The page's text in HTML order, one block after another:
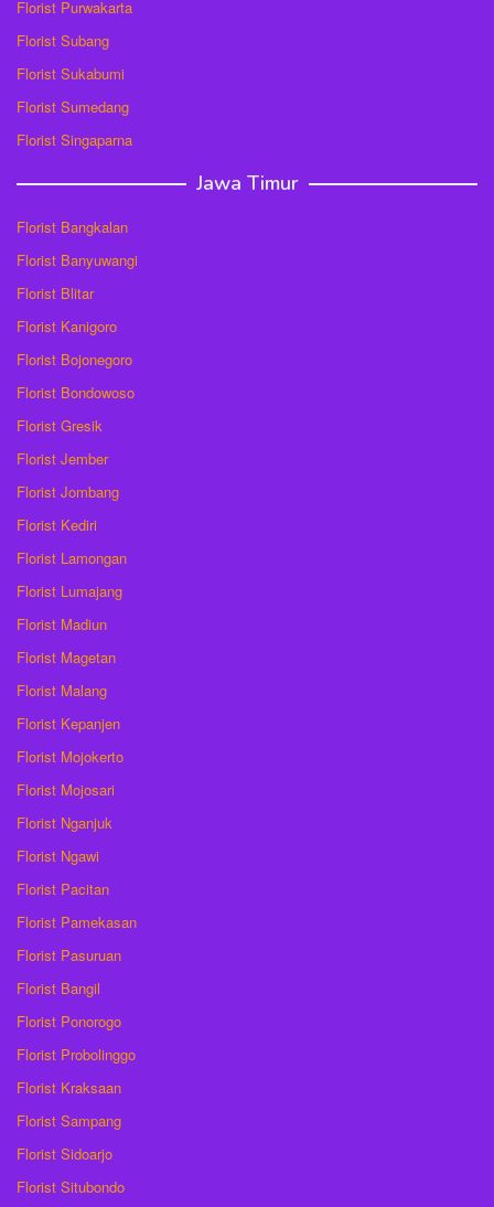
Florist Purwakarta
Florist Subang
Florist Sukabumi
Florist Sumedang
Florist Singaparna
Jawa Timur
Florist Bangkalan
Florist Banyuwangi
Florist Blitar
Florist Kanigoro
Florist Bojonegoro
Florist Bondowoso
Florist Gresik
Florist Jember
Florist Jombang
Florist Kediri
Florist Lamongan
Florist Lumajang
Florist Madiun
Florist Magetan
Florist Malang
Florist Kepanjen
Florist Mojokerto
Florist Mojosari
Florist Nganjuk
Florist Ngawi
Florist Pacitan
Florist Pamekasan
Florist Pasuruan
Florist Bangil
Florist Ponorogo
Florist Probolinggo
Florist Kraksaan
Florist Sampang
Florist Sidoarjo
Florist Situbondo